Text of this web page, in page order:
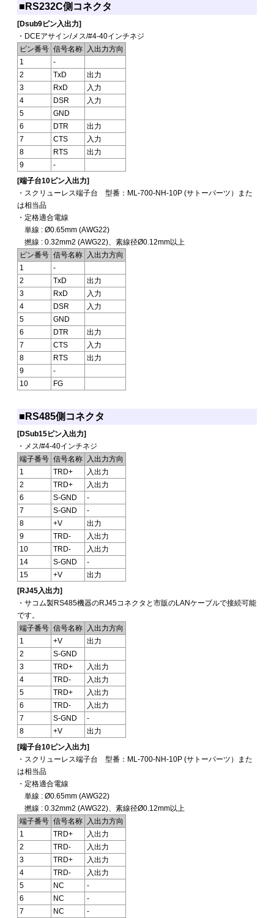
■RS232C側コネクタ
[Dsub9ピン入出力]
・DCEアサイン/メス/#4-40インチネジ
ピン番号 信号名称
入出力方向
1
-
2
TxD
出力
3
RxD
入力
4
DSR
入力
5
GND
6
DTR
出力
7
CTS
入力
8
RTS
出力
9
-
[端子台10ピン入出力]
・スクリューレス端子台 型番：ML-700-NH-10P (サトーパーツ）また
は相当品
・定格適合電線
単線 : Ø0.65mm (AWG22)
撚線 : 0.32mm2 (AWG22)、素線径Ø0.12mm以上
ピン番号 信号名称
入出力方向
1
-
2
TxD
出力
3
RxD
入力
4
DSR
入力
5
GND
6
DTR
出力
7
CTS
入力
8
RTS
出力
9
-
10
FG
■RS485側コネクタ
[DSub15ピン入出力]
・メス/#4-40インチネジ
端子番号 信号名称
入出力方向
1
TRD+
入出力
2
TRD+
入出力
6
S-GND
-
7
S-GND
-
8
+V
出力
9
TRD-
入出力
10
TRD-
入出力
14
S-GND
-
15
+V
出力
[RJ45入出力]
・サコム製RS485機器のRJ45コネクタと市販のLANケーブルで接続可能
です。
端子番号 信号名称
入出力方向
1
+V
出力
2
S-GND
3
TRD+
入出力
4
TRD-
入出力
5
TRD+
入出力
6
TRD-
入出力
7
S-GND
-
8
+V
出力
[端子台10ピン入出力]
・スクリューレス端子台 型番：ML-700-NH-10P (サトーパーツ）また
は相当品
・定格適合電線
単線 : Ø0.65mm (AWG22)
撚線 : 0.32mm2 (AWG22)、素線径Ø0.12mm以上
端子番号 信号名称
入出力方向
1
TRD+
入出力
2
TRD-
入出力
3
TRD+
入出力
4
TRD-
入出力
5
NC
-
6
NC
-
7
NC
-